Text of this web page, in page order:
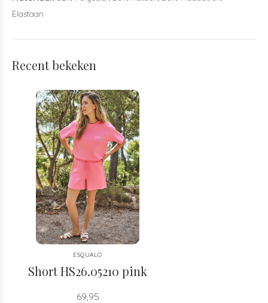
Elastaan
Recent bekeken
ESQUALO
Short HS26.05210 pink
69,95